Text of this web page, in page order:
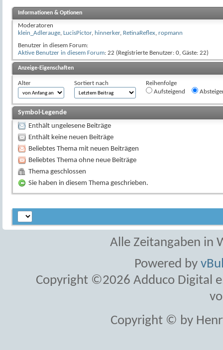
Informationen & Optionen
Moderatoren
klein_Adlerauge, LucisPictor, hinnerker, RetinaReflex, ropmann
Benutzer in diesem Forum:
Aktive Benutzer in diesem Forum: 22 (Registrierte Benutzer: 0, Gäste: 22)
Anzeige-Eigenschaften
Alter Sortiert nach
Reihenfolge
Aufsteigend
Symbol-Legende
Enthält ungelesene Beiträge
Enthält keine neuen Beiträge
Beliebtes Thema mit neuen Beiträgen
Beliebtes Thema ohne neue Beiträge
Thema geschlossen
Sie haben in diesem Thema geschrieben.
Alle Zeitangaben in
Powered by
Copyright ©2026 Adduco Digital
Copyright © by